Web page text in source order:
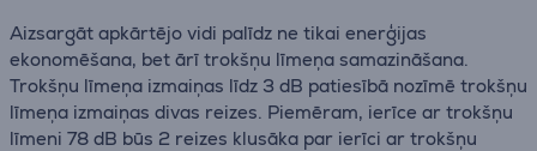
Aizsargāt apkārtējo vidi palīdz ne tikai enerģijas
ekonomēšana, bet ārī trokšņu līmeņa samazināšana.
Trokšņu līmeņa izmaiņas līdz 3 dB patiesībā nozīmē trokšņu
līmeņa izmaiņas divas reizes. Piemēram, ierīce ar trokšņu
līmeni 78 dB būs 2 reizes klusāka par ierīci ar trokšņu